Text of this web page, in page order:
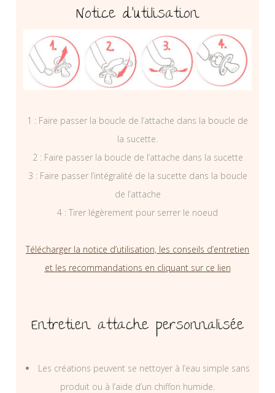
Notice d’utilisation
1 : Faire passer la boucle de l’attache dans la boucle de
la sucette.
2 : Faire passer la boucle de l’attache dans la sucette
3 : Faire passer l’intégralité de la sucette dans la boucle
de l’attache
4 : Tirer légèrement pour serrer le noeud
Télécharger la notice d’utilisation, les conseils d’entretien
et les recommandations en cliquant sur ce lien
Entretien attache personnalisée
Les créations peuvent se nettoyer à l’eau simple sans
produit ou à l’aide d’un chiffon humide.